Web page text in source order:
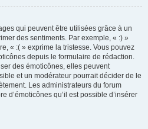
qui peuvent être utilisées grâce à un
des sentiments. Par exemple, « :) »
« :( » exprime la tristesse. Vous pouvez
depuis le formulaire de rédaction.
des émoticônes, elles peuvent
et un modérateur pourrait décider de le
Les administrateurs du forum
d’émoticônes qu’il est possible d’insérer